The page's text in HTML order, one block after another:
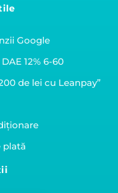
Google
12% 6-60
de lei cu Leanpay”
plată